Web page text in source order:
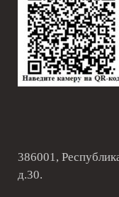
386001,
д.30.